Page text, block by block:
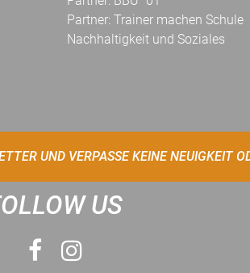
Partner: Trainer machen Schule
Nachhaltigkeit und Soziales
UND VERPASSE KEINE NEUIGKEIT
US